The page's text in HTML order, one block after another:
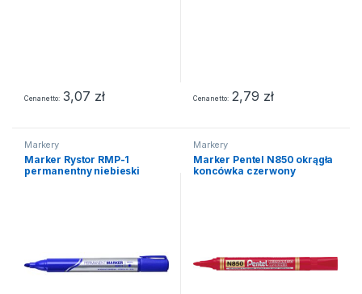
Cena netto 3,07 zł Cena netto 2,79 zł
Markery
Marker Rystor RMP-1
permanentny niebieski
Markery
Marker Pentel N850 okrągła
koncówka czerwony